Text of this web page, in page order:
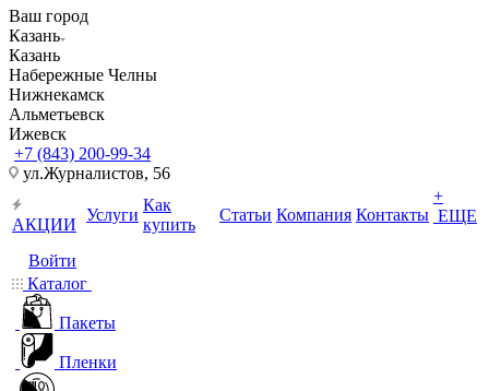
Ваш город
Казань
Казань
Набережные Челны
Нижнекамск
Альметьевск
Ижевск
+7 (843) 200-99-34
ул.Журналистов, 56
АКЦИИ
Услуги
Как
купить
Статьи Компания Контакты
+
ЕЩЕ
Войти
Каталог
Пакеты
Пленки